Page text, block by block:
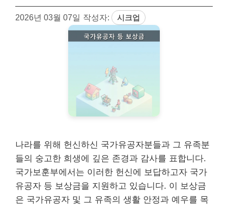
2026년 03월 07일 작성자: 시크업
나라를 위해 헌신하신 국가유공자분들과 그 유족분
들의 숭고한 희생에 깊은 존경과 감사를 표합니다.
국가보훈부에서는 이러한 헌신에 보답하고자 국가
유공자 등 보상금을 지원하고 있습니다. 이 보상금
은 국가유공자 및 그 유족의 생활 안정과 예우를 목